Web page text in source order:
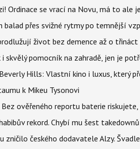
Ordinace se vrací na Novu, má to ale
balad přes svižné rytmy po temnější
život bez demence až o
skvělý pomocník na zahradě, jen je
Hills: Vlastní kino i luxus, který
k Mikeu Tysonovi
ověřeného reportu baterie
rekord. Chybí mu šest takedownů
zničilo českého dodavatele Alzy.